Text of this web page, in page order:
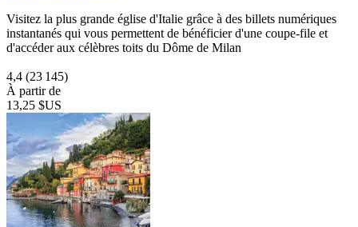
Visitez la plus grande église d'Italie grâce à des billets numériques
instantanés qui vous permettent de bénéficier d'une coupe-file et
d'accéder aux célèbres toits du Dôme de Milan
4,4 (23 145)
À partir de
13,25 $US